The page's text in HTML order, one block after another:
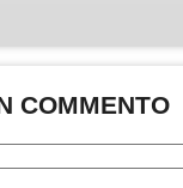
COMMENTO